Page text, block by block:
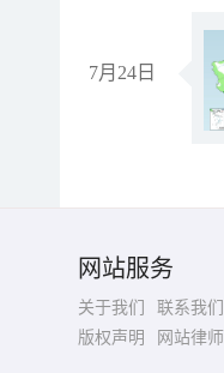
7月24日
网站服务
关于我们 联系我们
版权声明
网站律师